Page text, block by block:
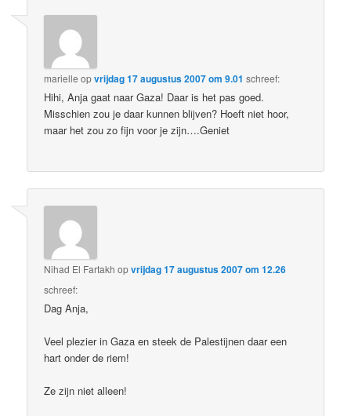
marielle opvrijdag 17 augustus 2007 om 9.01 schreef:
Hihi, Anja gaat naar Gaza! Daar is het pas goed.
Misschien zou je daar kunnen blijven? Hoeft niet hoor,
maar het zou zo fijn voor je zijn….Geniet
Nihad El Fartakh opvrijdag 17 augustus 2007 om 12.26
schreef:
Dag Anja,
Veel plezier in Gaza en steek de Palestijnen daar een
hart onder de riem!
Ze zijn niet alleen!